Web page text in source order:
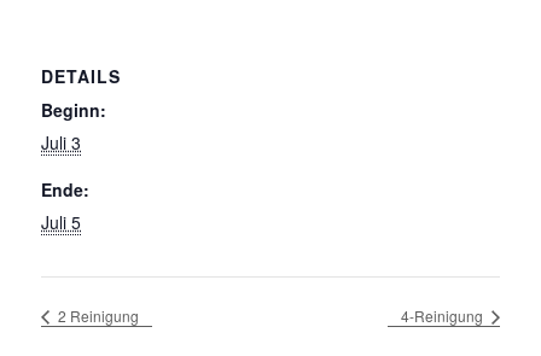
DETAILS
Beginn:
Juli 3
Ende:
Juli 5
2 Reinigung 4-Reinigung